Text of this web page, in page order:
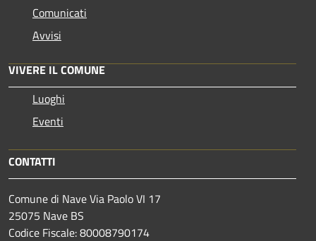
Comunicati
Avvisi
VIVERE IL COMUNE
Luoghi
Eventi
CONTATTI
Comune di Nave Via Paolo VI 17
25075 Nave BS
Codice Fiscale: 80008790174